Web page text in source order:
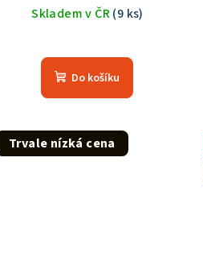
Skladem v ČR(9 ks)
hodnocení
produktu
je
z
5
Do košíku
Trvale nízká cena